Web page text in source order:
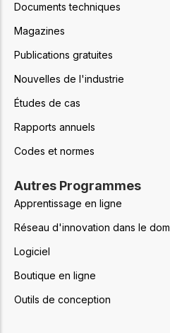
Documents techniques
Magazines
Publications gratuites
Nouvelles de l'industrie
Études de cas
Rapports annuels
Codes et normes
Autres Programmes
Apprentissage en ligne
Réseau d'innovation dans le
Logiciel
Boutique en ligne
Outils de conception